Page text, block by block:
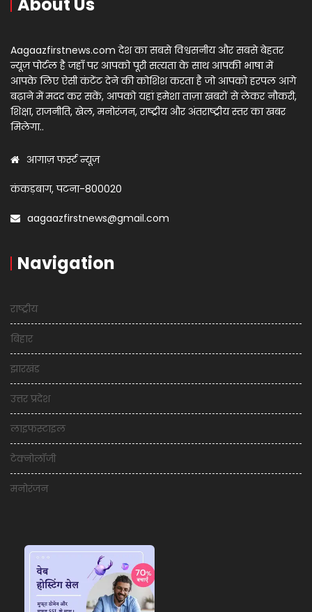
Aagaazfirstnews.com देश का सबसे विश्वसनीय और सबसे बेहतर
न्यूज़ पोर्टल है जहाँ पर आपको पूरी सत्यता के साथ आपकी भाषा में
आपके लिए ऐसी कंटेंट देने की कोशिश करता है जो आपको हरपल आगे
बढ़ाने में मदद कर सकें, आपको यहां हमेशा ताज़ा खबरों से लेकर नौकरी,
शिक्षा, राजनीति, खेल, मनोरंजन, राष्ट्रीय और अंतराष्ट्रीय स्तर का खबर
मिलेगा..
आगाज़ फर्स्ट न्यूज़
कंकड़बाग, पटना-800020
aagaazfirstnews@gmail.com
Navigation
राष्ट्रीय
बिहार
झारखंड
उत्तर प्रदेश
लाइफस्टाइल
टेक्नोलॉजी
मनोरंजन